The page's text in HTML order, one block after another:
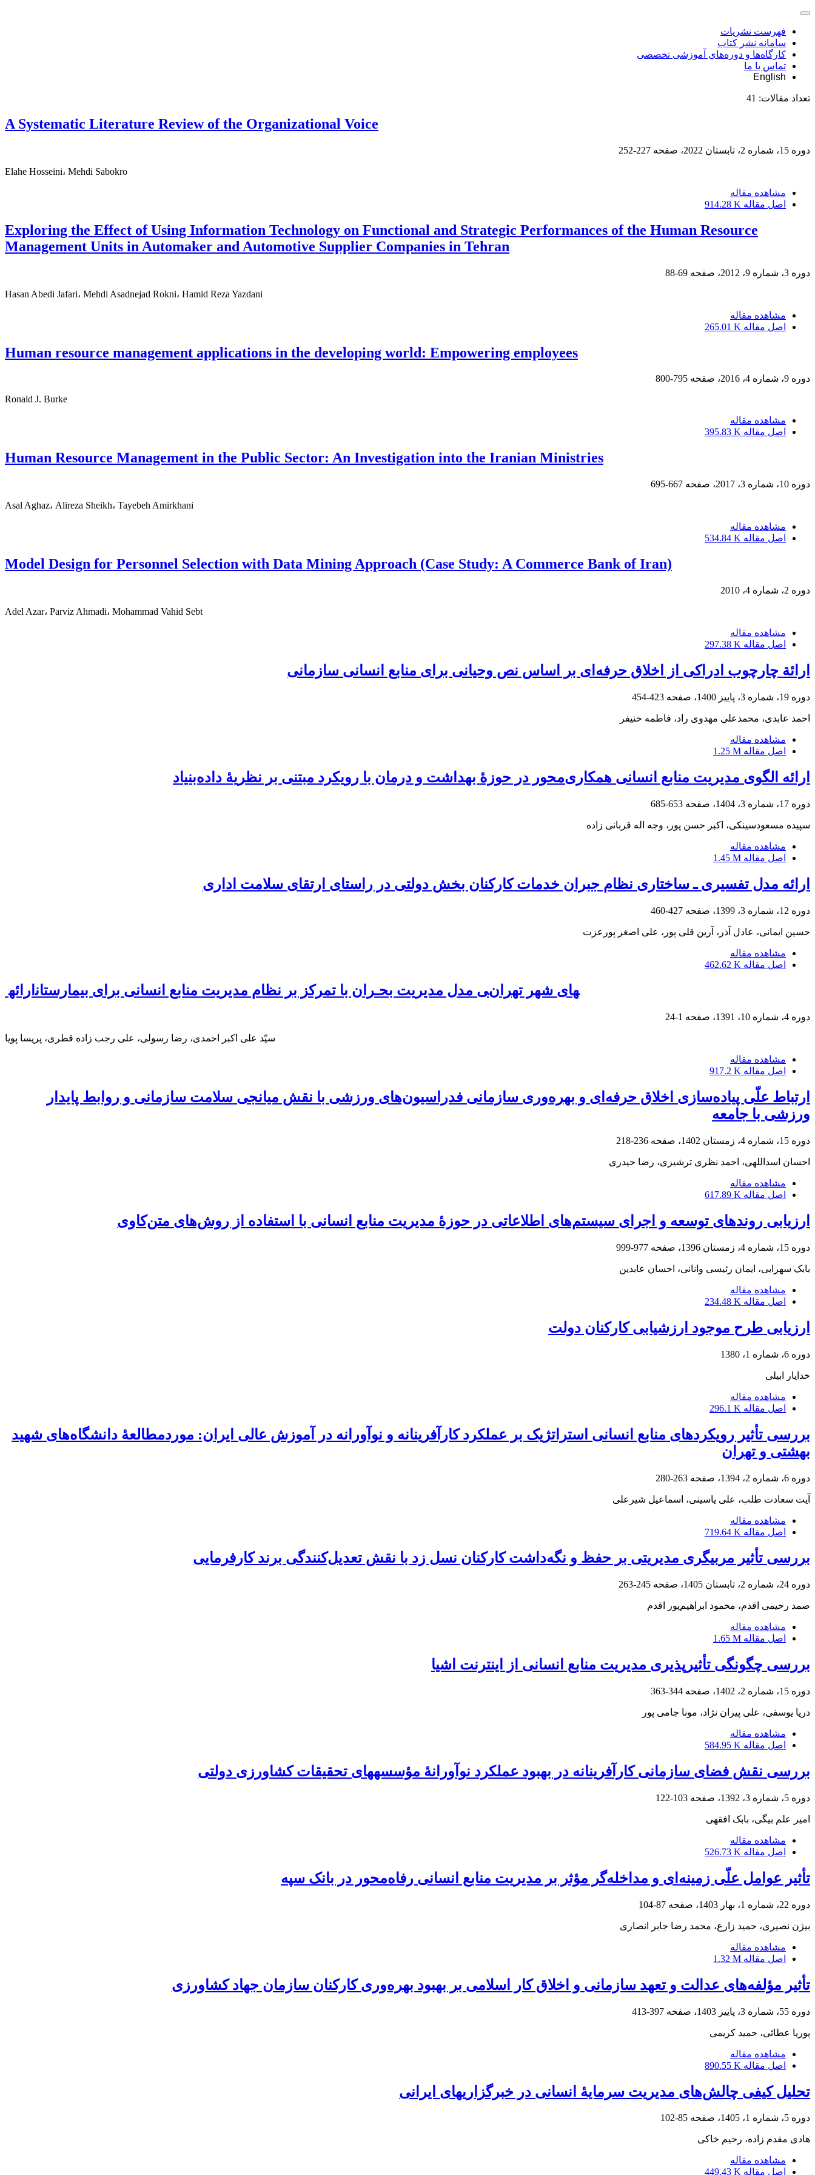
فهرست نشریات
سامانه نشر کتاب
کارگاه‌ها و دوره‌های آموزشی تخصصی
تماس با ما
English
تعداد مقالات: 41
A Systematic Literature Review of the Organizational Voice
دوره 15، شماره 2، تابستان 2022، صفحه 227-252
Elahe Hosseini، Mehdi Sabokro
مشاهده مقاله
اصل مقاله 914.28 K
Exploring the Effect of Using Information Technology on Functional and Strategic Performances of the Human Resource
Management Units in Automaker and Automotive Supplier Companies in Tehran
دوره 3، شماره 9، 2012، صفحه 69-88
Hasan Abedi Jafari، Mehdi Asadnejad Rokni، Hamid Reza Yazdani
مشاهده مقاله
اصل مقاله 265.01 K
Human resource management applications in the developing world: Empowering employees
دوره 9، شماره 4، 2016، صفحه
795-800
Ronald J. Burke
مشاهده مقاله
اصل مقاله 395.83 K
Human Resource Management in the Public Sector: An Investigation into the Iranian Ministries
دوره 10، شماره 3، 2017، صفحه 667-695
Asal Aghaz، Alireza Sheikh، Tayebeh Amirkhani
مشاهده مقاله
اصل مقاله 534.84 K
Model Design for Personnel Selection with Data Mining Approach (Case Study: A Commerce Bank of Iran)
دوره 2، شماره 4، 2010
Adel Azar، Parviz Ahmadi، Mohammad Vahid Sebt
مشاهده مقاله
اصل مقاله 297.38 K
ارائة چارچوب ادراکی از اخلاق حرفه‌ای بر اساس نص وحیانی برای منابع انسانی سازمانی
دوره 19، شماره 3، پاییز 1400، صفحه 423-454
احمد عابدی، محمدعلی مهدوی راد، فاطمه خنیفر
مشاهده مقاله
اصل مقاله 1.25 M
ارائه الگوی مدیریت منابع انسانی همکاری‌محور در حوزۀ بهداشت و درمان با رویکرد مبتنی بر نظریۀ داده‌بنیاد
دوره 17، شماره 3، 1404، صفحه 653-685
سپیده مسعودسینکی، اکبر حسن پور، وجه اله قربانی زاده
مشاهده مقاله
اصل مقاله 1.45 M
ارائه مدل تفسیری ـ ساختاری نظام جبران خدمات کارکنان بخش دولتی در راستای ارتقای‌ سلامت اداری
دوره 12، شماره 3، 1399، صفحه 427-460
حسین ایمانی، عادل آذر، آرین قلی پور، علی اصغر پورعزت
مشاهده مقاله
اصل مقاله 462.62 K
‎ ارائه‎ی مدل مدیریت بحـران با تمرکز بر نظام مدیریت منابع انسانی برای بیمارستان‎های شهر تهران
دوره 4، شماره 10، 1391، صفحه 1-24
سیّد علی اکبر احمدی، رضا رسولی، علی رجب زاده قطری، پریسا پویا
مشاهده مقاله
اصل مقاله 917.2 K
ارتباط علّی پیاده‌سازی اخلاق حرفه‌ای و بهره‌وری سازمانی فدراسیون‌های ورزشی با نقش میانجی سلامت سازمانی و روابط پایدار
ورزشی با جامعه
دوره 15، شماره 4، زمستان 1402، صفحه 236-218
احسان اسداللهی، احمد نظری ترشیزی، رضا حیدری
مشاهده مقاله
اصل مقاله 617.89 K
ارزیابی روند‌های توسعه و اجرای سیستم‌های اطلاعاتی در حوزۀ مدیریت منابع انسانی با استفاده از روش‌های متن‌کاوی
دوره 15، شماره 4، زمستان 1396، صفحه 977-999
بابک سهرابی، ایمان رئیسی وانانی، احسان عابدین
مشاهده مقاله
اصل مقاله 234.48 K
ارزیابی طرح موجود ارزشیابی کارکنان دولت
دوره 6، شماره 1، 1380
خدایار ابیلی
مشاهده مقاله
اصل مقاله 296.1 K
بررسی تأثیر رویکردهای منابع انسانی استراتژیک بر عملکرد کارآفرینانه و نوآورانه در آموزش عالی ایران: موردمطالعۀ دانشگاه‌های شهید
بهشتی و تهران
دوره 6، شماره 2، 1394، صفحه 263-280
آیت سعادت طلب، علی یاسینی، اسماعیل شیرعلی
مشاهده مقاله
اصل مقاله 719.64 K
بررسی تأثیر مربیگری مدیریتی بر حفظ و نگه‌داشت کارکنان نسل زد با نقش تعدیل‌کنندگی برند کارفرمایی
دوره 24، شماره 2، تابستان 1405، صفحه 245-263
صمد رحیمی اقدم، محمود ابراهیم‌پور اقدم
مشاهده مقاله
اصل مقاله 1.65 M
بررسی چگونگی تأثیرپذیری مدیریت منابع انسانی از اینترنت اشیا
دوره 15، شماره 2، 1402، صفحه 344-363
دریا یوسفی، علی پیران نژاد، مونا جامی پور
مشاهده مقاله
اصل مقاله 584.95 K
بررسی نقش فضای سازمانی کارآفرینانه در بهبود عملکرد نوآورانۀ مؤسسه‎های تحقیقات کشاورزی دولتی
دوره 5، شماره 3، 1392، صفحه 103-122
امیر علم بیگی، بابک افقهی
مشاهده مقاله
اصل مقاله 526.73 K
تأثیر عوامل علّی زمینه‌ای و مداخله‌گر مؤثر بر مدیریت منابع انسانی رفاه‌محور در بانک سپه
دوره 22، شماره 1، بهار 1403، صفحه 87-104
بیژن نصیری، حمید زارع، محمد رضا جابر انصاری
مشاهده مقاله
اصل مقاله 1.32 M
تأثیر مؤلفه‌‌های عدالت و تعهد سازمانی و اخلاق کار اسلامی بر بهبود بهره‌وری کارکنان سازمان جهاد کشاورزی
دوره 55، شماره 3، پاییز 1403، صفحه 397-413
پوریا عطائی، حمید کریمی
مشاهده مقاله
اصل مقاله 890.55 K
تحلیل کیفی چالش‌‌‌های مدیریت سرمایۀ انسانی در خبرگزاری‏های ایرانی
دوره 5، شماره 1، 1405، صفحه 85-102
هادی مقدم زاده، رحیم خاکی
مشاهده مقاله
اصل مقاله 449.43 K